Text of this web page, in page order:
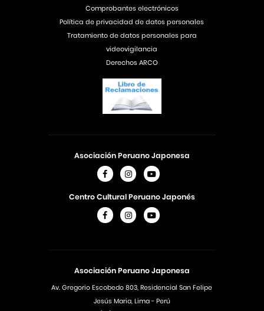
Asociación Peruano Japonesa
Av. Gregorio Escobedo 803, Residencial San Felipe
Jesús Maria, Lima - Perú
Asociación Peruano Japonesa
Centro Cultural Peruano Japonés
Comprobantes electrónicos
Política de privacidad de datos personales
Tratamiento de datos personales para
videovigilancia
Derechos ARCO